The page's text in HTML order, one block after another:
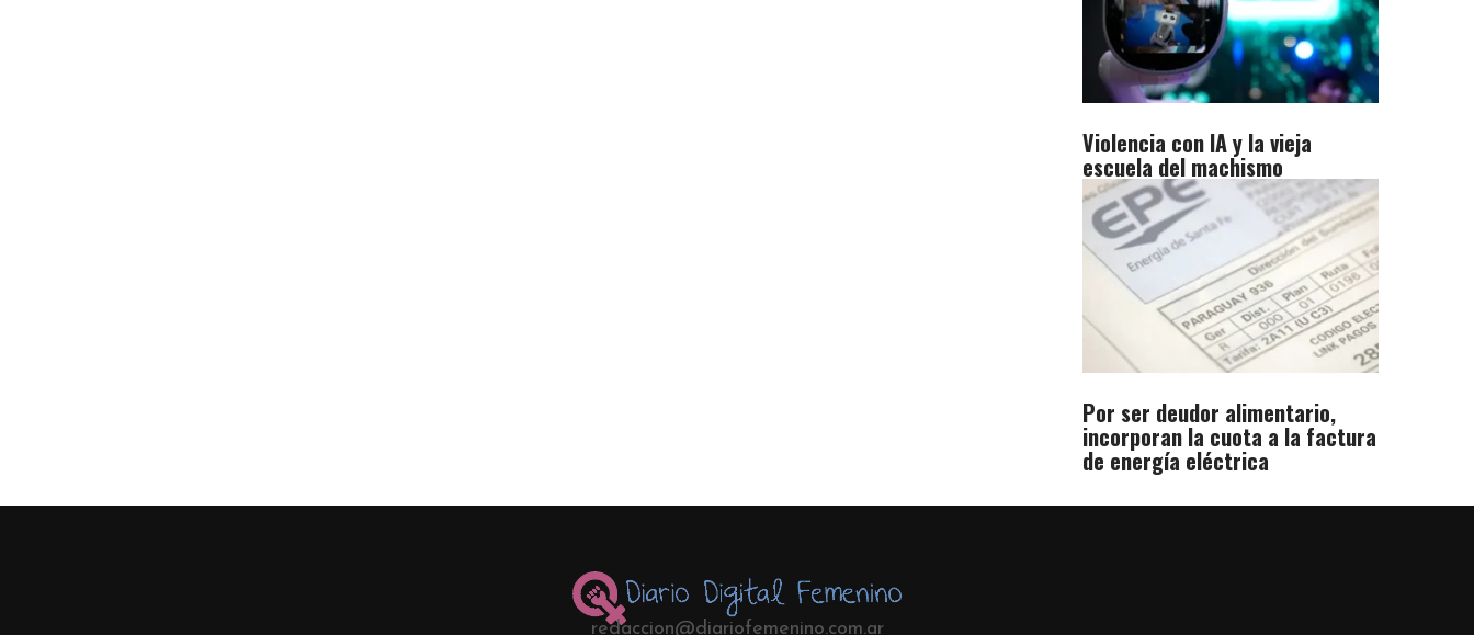
Violencia con IA y la vieja
escuela del machismo
Por ser deudor alimentario,
incorporan la cuota a la factura
de energía eléctrica
redaccion@diariofemenino.com.ar